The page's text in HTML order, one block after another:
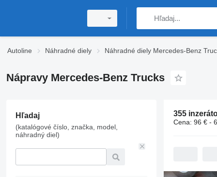
Autoline Náhradné diely Náhradné diely Mercedes-Benz
Nápravy Mercedes-Benz Trucks
Hľadaj
(katalógové číslo, značka, model,
náhradný diel)
355
Cena: 96 € -